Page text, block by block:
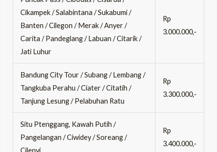
Cikampek / Salabintana / Sukabumi /
Banten / Cilegon / Merak / Anyer /
Carita / Pandeglang / Labuan / Citarik /
Jati Luhur
Rp
3.000.000,-
Bandung City Tour / Subang / Lembang /
Tangkuba Perahu / Ciater / Citatih /
Tanjung Lesung / Pelabuhan Ratu
Rp
3.300.000,-
Situ Ptenggang, Kawah Putih /
Pangelangan / Ciwidey / Soreang /
Rp
3.400.000,-